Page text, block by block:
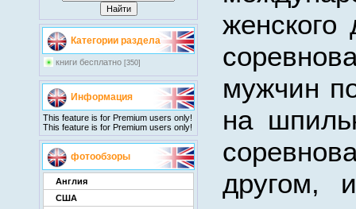
Категории раздела
книги бесплатно [350]
Информация
This feature is for Premium users only!
This feature is for Premium users only!
фотообзоры
Англия
США
женского
мужчин
на
другом,